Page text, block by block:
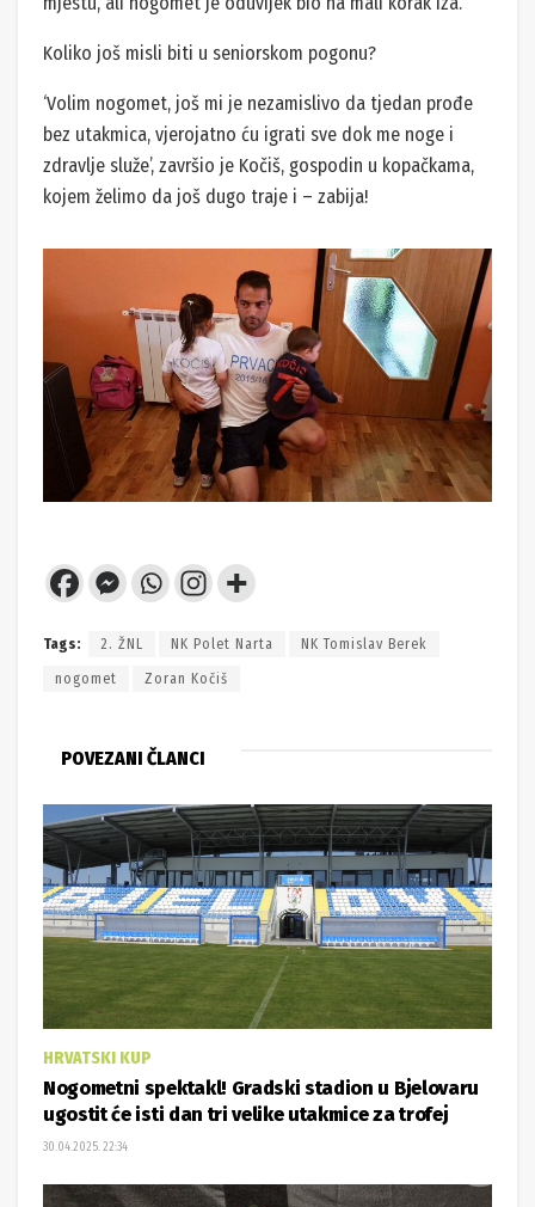
Koliko još misli biti u seniorskom pogonu?
‘Volim nogomet, još mi je nezamislivo da tjedan prođe
bez utakmica, vjerojatno ću igrati sve dok me noge i
zdravlje služe’, završio je Kočiš, gospodin u kopačkama,
kojem želimo da još dugo traje i – zabija!
Tags: 2. ŽNL NK Polet Narta NK Tomislav Berek
nogomet Zoran Kočiš
POVEZANI ČLANCI
HRVATSKI KUP
Nogometni spektakl! Gradski stadion u Bjelovaru
ugostit će isti dan tri velike utakmice za trofej
30.04.2025. 22:34